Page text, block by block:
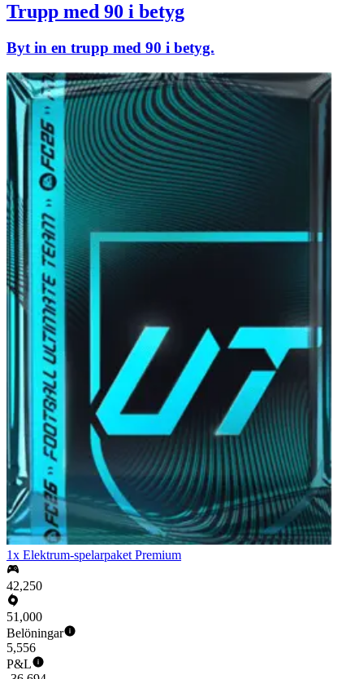
Trupp med 90 i betyg
Byt in en trupp med 90 i betyg.
1x Elektrum-spelarpaket Premium
42,250
51,000
Belöningar
5,556
P&L